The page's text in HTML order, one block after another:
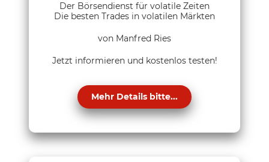
Der Börsendienst für volatile Zeiten
Die besten Trades in volatilen Märkten
von Manfred Ries
Jetzt informieren und kostenlos testen!
Mehr Details bitte...